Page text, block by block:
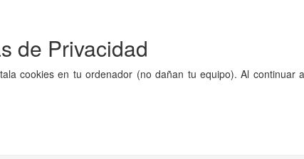
de Privacidad
cookies en tu ordenador (no dañan tu equipo). Al continuar